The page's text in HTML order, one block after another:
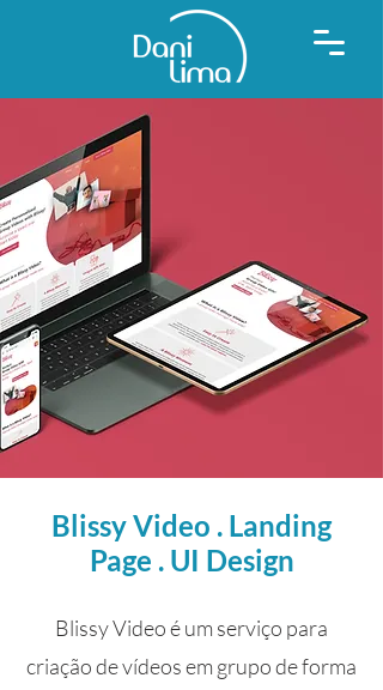
Blissy Video . Landing
Page . UI Design
Blissy Video é um serviço para
criação de vídeos em grupo de forma